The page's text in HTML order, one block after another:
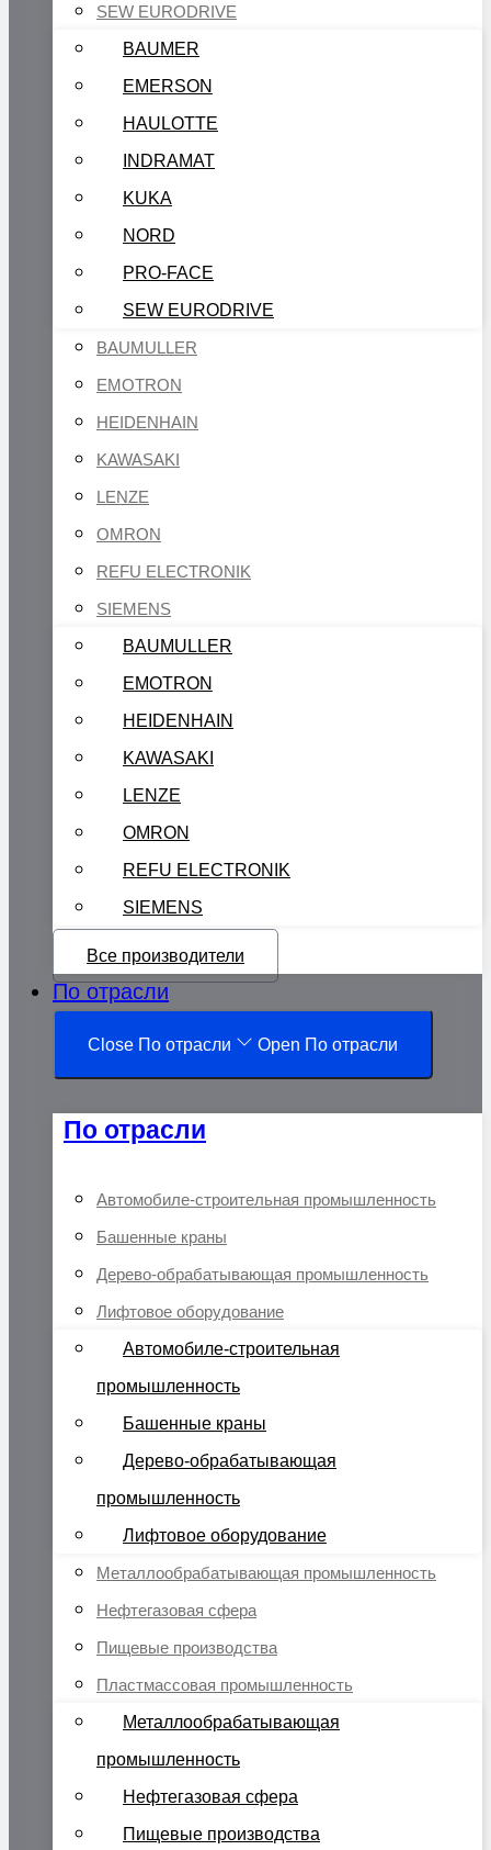
SEW EURODRIVE
BAUMER
EMERSON
HAULOTTE
INDRAMAT
KUKA
NORD
PRO-FACE
SEW EURODRIVE
BAUMULLER
EMOTRON
HEIDENHAIN
KAWASAKI
LENZE
OMRON
REFU ELECTRONIK
SIEMENS
BAUMULLER
EMOTRON
HEIDENHAIN
KAWASAKI
LENZE
OMRON
REFU ELECTRONIK
SIEMENS
Все производители
По отрасли
Close По отрасли Open По отрасли
По отрасли
Автомобиле-строительная промышленность
Башенные краны
Дерево-обрабатывающая промышленность
Лифтовое оборудование
Автомобиле-строительная
промышленность
Башенные краны
Дерево-обрабатывающая
промышленность
Лифтовое оборудование
Металлообрабатывающая промышленность
Нефтегазовая сфера
Пищевые производства
Пластмассовая промышленность
Металлообрабатывающая
промышленность
Нефтегазовая сфера
Пищевые производства